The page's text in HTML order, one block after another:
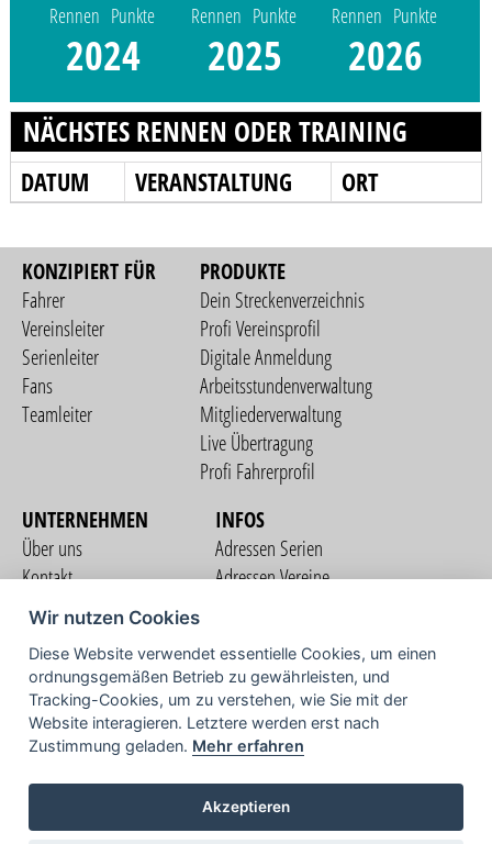
Rennen Punkte
2024
Rennen Punkte
2025
Rennen Punkte
2026
NÄCHSTES RENNEN ODER TRAINING
DATUM VERANSTALTUNG ORT
KONZIPIERT FÜR
Fahrer
Vereinsleiter
Serienleiter
Fans
Teamleiter
PRODUKTE
Dein Streckenverzeichnis
Profi Vereinsprofil
Digitale Anmeldung
Arbeitsstundenverwaltung
Mitgliederverwaltung
Live Übertragung
Profi Fahrerprofil
UNTERNEHMEN
Über uns
Kontakt
Nutzungsbedingungen
Datenschutzerklärung
Impressum
INFOS
Adressen Serien
Adressen Vereine
COMMUNITY
TV
Wir nutzen Cookies
Diese Website verwendet essentielle Cookies, um einen
ordnungsgemäßen Betrieb zu gewährleisten, und
Tracking-Cookies, um zu verstehen, wie Sie mit der
Website interagieren. Letztere werden erst nach
Zustimmung geladen. Mehr erfahren
Akzeptieren